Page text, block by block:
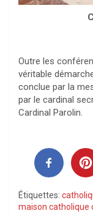
Outre les
véritable
conclue par la
par le cardinal
Cardinal Parolin.
Étiquettes:
maison catholique